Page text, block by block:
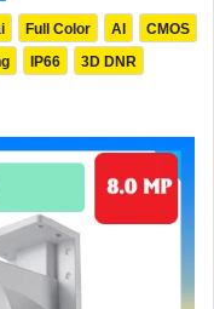
Full Color AI
CMOS
IP66 3D DNR